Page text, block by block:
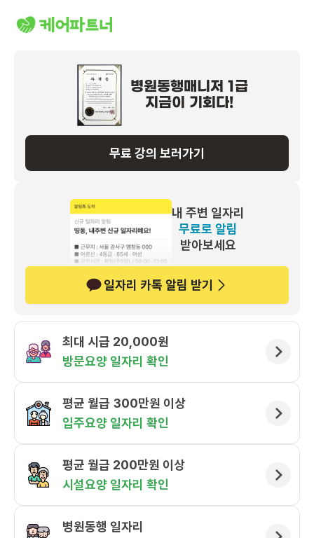
병원동행매니저 1급
지금이 기회다!
무료 강의 보러가기
내 주변 일자리
무료로 알림
받아보세요
일자리 카톡 알림 받기
최대 시급 20,000원
방문요양 일자리 확인
평균 월급 300만원 이상
입주요양 일자리 확인
평균 월급 200만원 이상
시설요양 일자리 확인
병원동행 일자리